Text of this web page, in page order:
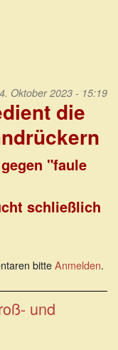
Oktober 2023 - 15:19
die
"faule
schließlich
bitteAnmelden.
und